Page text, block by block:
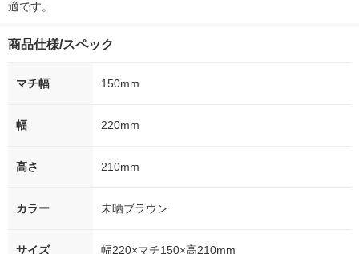
適です。
商品仕様/スペック
マチ幅 150mm
幅 220mm
高さ 210mm
カラー 未晒ブラウン
サイズ 幅220×マチ150×高210mm